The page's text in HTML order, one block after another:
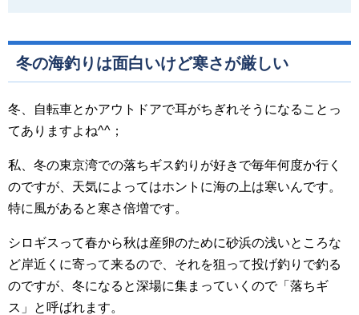
冬の海釣りは面白いけど寒さが厳しい
冬、自転車とかアウトドアで耳がちぎれそうになることっ
てありますよね^^；
私、冬の東京湾での落ちギス釣りが好きで毎年何度か行く
のですが、天気によってはホントに海の上は寒いんです。
特に風があると寒さ倍増です。
シロギスって春から秋は産卵のために砂浜の浅いところな
ど岸近くに寄って来るので、それを狙って投げ釣りで釣る
のですが、冬になると深場に集まっていくので「落ちギ
ス」と呼ばれます。